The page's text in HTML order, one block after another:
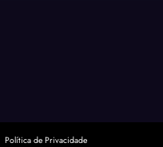
Política de Privacidade